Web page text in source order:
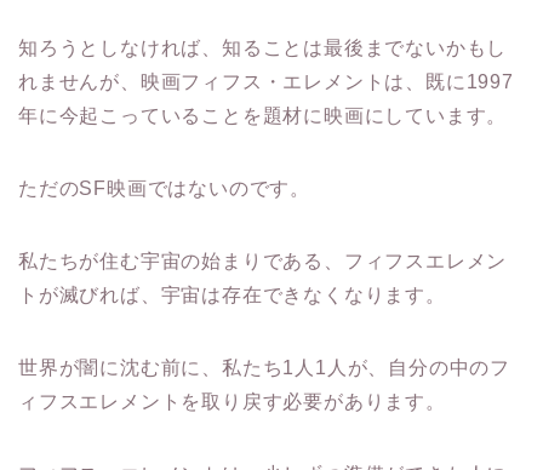
知ろうとしなければ、知ることは最後までないかもし
れませんが、映画フィフス・エレメントは、既に1997
年に今起こっていることを題材に映画にしています。
ただのSF映画ではないのです。
私たちが住む宇宙の始まりである、フィフスエレメン
トが滅びれば、宇宙は存在できなくなります。
世界が闇に沈む前に、私たち1人1人が、自分の中のフ
ィフスエレメントを取り戻す必要があります。